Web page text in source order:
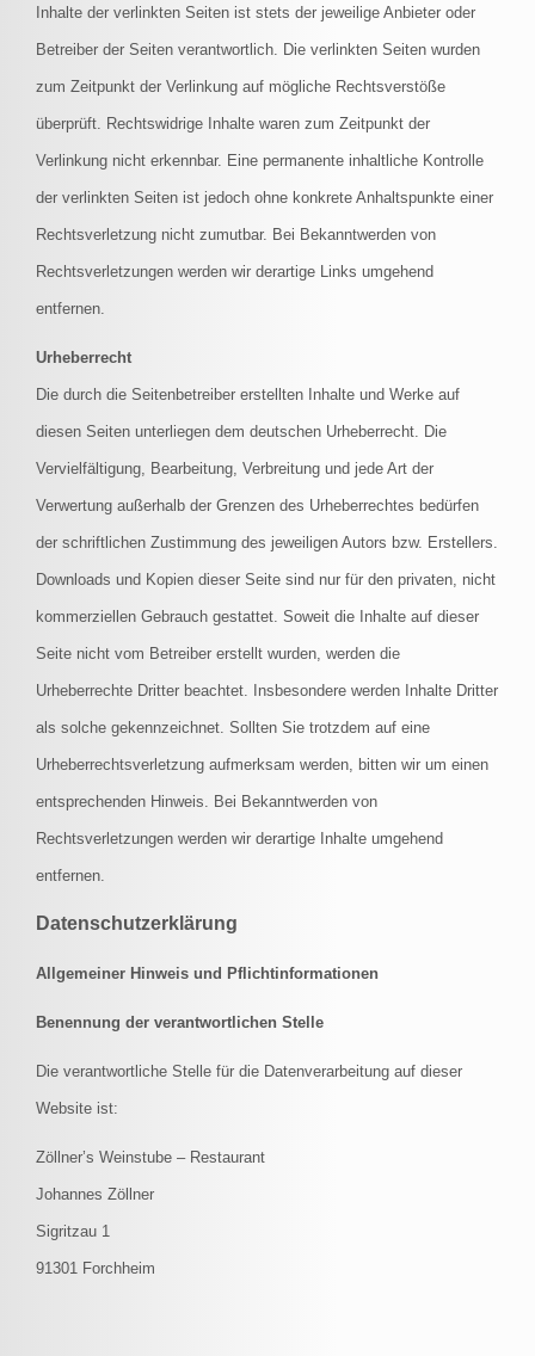
Inhalte der verlinkten Seiten ist stets der jeweilige Anbieter oder
Betreiber der Seiten verantwortlich. Die verlinkten Seiten wurden
zum Zeitpunkt der Verlinkung auf mögliche Rechtsverstöße
überprüft. Rechtswidrige Inhalte waren zum Zeitpunkt der
Verlinkung nicht erkennbar. Eine permanente inhaltliche Kontrolle
der verlinkten Seiten ist jedoch ohne konkrete Anhaltspunkte einer
Rechtsverletzung nicht zumutbar. Bei Bekanntwerden von
Rechtsverletzungen werden wir derartige Links umgehend
entfernen.
Urheberrecht
Die durch die Seitenbetreiber erstellten Inhalte und Werke auf
diesen Seiten unterliegen dem deutschen Urheberrecht. Die
Vervielfältigung, Bearbeitung, Verbreitung und jede Art der
Verwertung außerhalb der Grenzen des Urheberrechtes bedürfen
der schriftlichen Zustimmung des jeweiligen Autors bzw. Erstellers.
Downloads und Kopien dieser Seite sind nur für den privaten, nicht
kommerziellen Gebrauch gestattet. Soweit die Inhalte auf dieser
Seite nicht vom Betreiber erstellt wurden, werden die
Urheberrechte Dritter beachtet. Insbesondere werden Inhalte Dritter
als solche gekennzeichnet. Sollten Sie trotzdem auf eine
Urheberrechtsverletzung aufmerksam werden, bitten wir um einen
entsprechenden Hinweis. Bei Bekanntwerden von
Rechtsverletzungen werden wir derartige Inhalte umgehend
entfernen.
Datenschutzerklärung
Allgemeiner Hinweis und Pflichtinformationen
Benennung der verantwortlichen Stelle
Die verantwortliche Stelle für die Datenverarbeitung auf dieser
Website ist:
Zöllner’s Weinstube – Restaurant
Johannes Zöllner
Sigritzau 1
91301 Forchheim